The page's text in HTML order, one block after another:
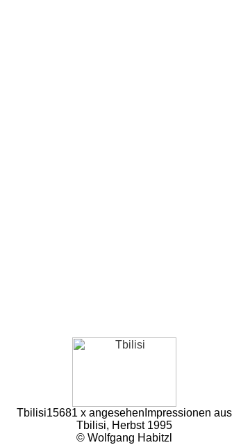
Tbilisi15681 x angesehen Impressionen aus
Tbilisi, Herbst 1995
© Wolfgang Habitzl